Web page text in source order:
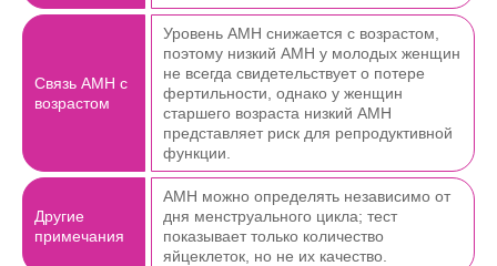
Связь AMH с
возрастом
Уровень AMH снижается с возрастом,
поэтому низкий AMH у молодых женщин
не всегда свидетельствует о потере
фертильности, однако у женщин
старшего возраста низкий AMH
представляет риск для репродуктивной
функции.
Другие
примечания
AMH можно определять независимо от
дня менструального цикла; тест
показывает только количество
яйцеклеток, но не их качество.